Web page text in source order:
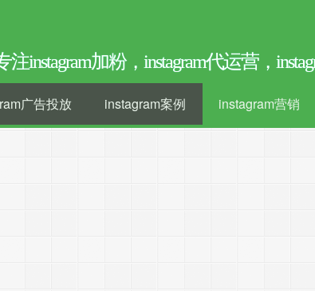
注instagram加粉，instagram代运营，
广告投放 instagram案例 instagram营销